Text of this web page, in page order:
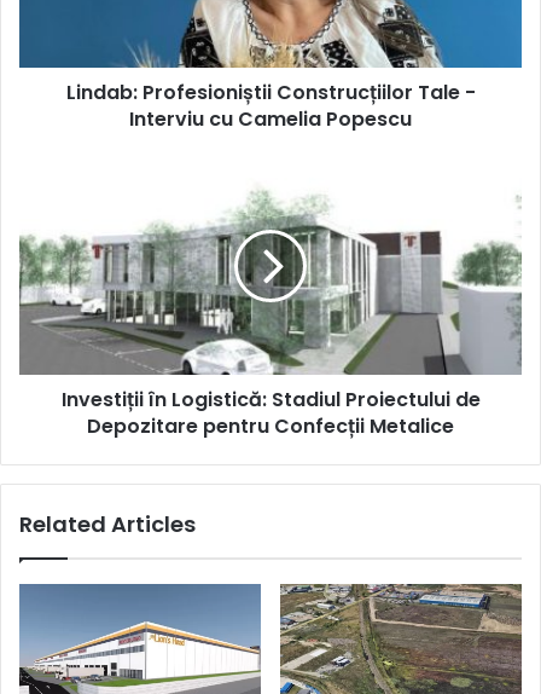
Popescu
Lindab: Profesioniștii Construcțiilor Tale -
Interviu cu Camelia Popescu
Stadiul
Proiectului
de
Depozitare
Confecții
MetaliceInvestiții în Logistică: Stadiul Proiectului de
Depozitare pentru Confecții Metalice
Related Articles